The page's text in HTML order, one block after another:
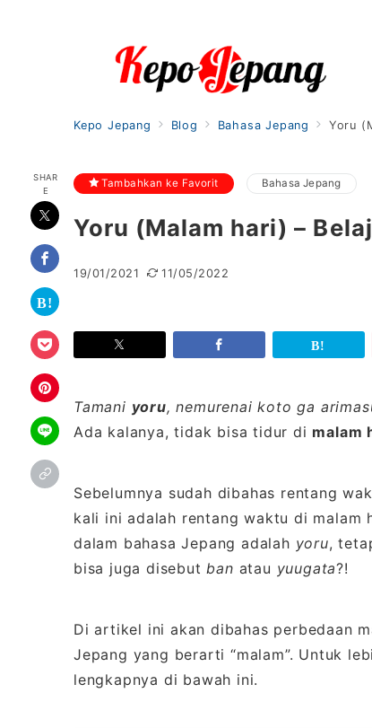
Kepo Jepang Blog Bahasa Jepang Yoru
SHAR
E
Tambahkan ke Favorit Bahasa Jepang
Yoru (Malam hari) –
19/01/2021 11/05/2022
Tamani yoru, nemurenai koto ga
Ada kalanya, tidak bisa tidur di malam
Sebelumnya sudah dibahas rentang
kali ini adalah rentang waktu di malam
dalam bahasa Jepang adalah yoru,
bisa juga disebutban atau yuugata?!
Di artikel ini akan dibahas perbedaan
Jepang yang berarti “malam”. Untuk
lengkapnya di bawah ini.